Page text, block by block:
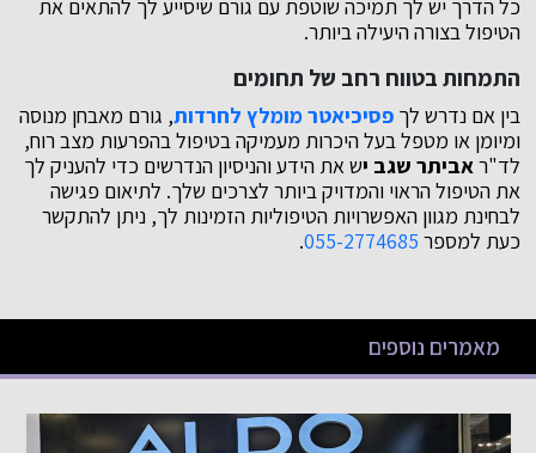
כל הדרך יש לך תמיכה שוטפת עם גורם שיסייע לך להתאים את
הטיפול בצורה היעילה ביותר.
התמחות בטווח רחב של תחומים
בין אם נדרש לך פסיכיאטר מומלץ לחרדות, גורם מאבחן מנוסה
ומיומן או מטפל בעל היכרות מעמיקה בטיפול בהפרעות מצב רוח,
לד"ראביתר שגב יש את הידע והניסיון הנדרשים כדי להעניק לך
את הטיפול הראוי והמדויק ביותר לצרכים שלך. לתיאום פגישה
לבחינת מגוון האפשרויות הטיפוליות הזמינות לך, ניתן להתקשר
כעת למספר 055-2774685
.
מאמרים נוספים